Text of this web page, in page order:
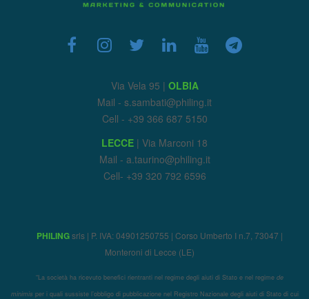
Via Vela 95 | OLBIA
Mail - s.sambati@philing.it
Cell - +39 366 687 5150
LECCE | Via Marconi 18
Mail - a.taurino@philing.it
Cell- +39 320 792 6596
PHILINGsrls | P. IVA: 04901250755 | Corso Umberto I n.7, 73047 |
Monteroni di Lecce (LE)
“La società ha ricevuto benefici rientranti nel regime degli aiuti di Stato e nel regime de
minimis per i quali sussiste l’obbligo di pubblicazione nel Registro Nazionale degli aiuti di Stato di cui